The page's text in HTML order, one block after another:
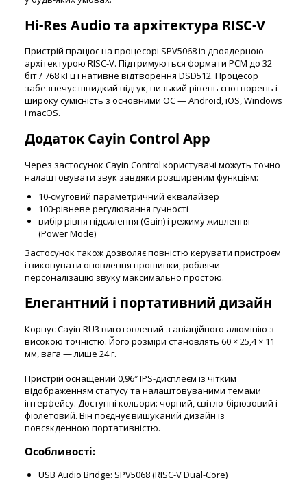
Hi-Res Audio та архітектура RISC-V
Пристрій працює на процесорі SPV5068 із двоядерною
архітектурою RISC-V. Підтримуються формати PCM до 32
біт / 768 кГц і нативне відтворення DSD512. Процесор
забезпечує швидкий відгук, низький рівень спотворень і
широку сумісність з основними ОС — Android, iOS, Windows
і macOS.
Додаток Cayin Control App
Через застосунок Cayin Control користувачі можуть точно
налаштовувати звук завдяки розширеним функціям:
10-смуговий параметричний еквалайзер
100-рівневе регулювання гучності
вибір рівня підсилення (Gain) і режиму живлення
(Power Mode)
Застосунок також дозволяє повністю керувати пристроєм
і виконувати оновлення прошивки, роблячи
персоналізацію звуку максимально простою.
Елегантний і портативний дизайн
Корпус Cayin RU3 виготовлений з авіаційного алюмінію з
високою точністю. Його розміри становлять 60 × 25,4 × 11
мм, вага — лише 24 г.
Пристрій оснащений 0,96″ IPS-дисплеєм із чітким
відображенням статусу та налаштовуваними темами
інтерфейсу. Доступні кольори: чорний, світло-бірюзовий і
фіолетовий. Він поєднує вишуканий дизайн із
повсякденною портативністю.
Особливості:
USB Audio Bridge: SPV5068 (RISC-V Dual-Core)